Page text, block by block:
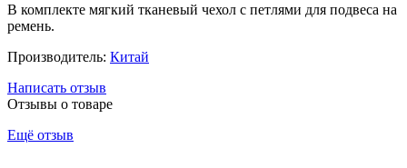
В комплекте мягкий тканевый чехол с петлями для подвеса на
ремень.
Производитель: Китай
Написать отзыв
Отзывы о товаре
Ещё отзыв